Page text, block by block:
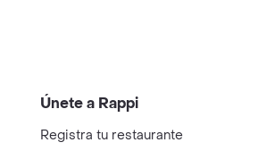
Únete a Rappi
Registra tu restaurante